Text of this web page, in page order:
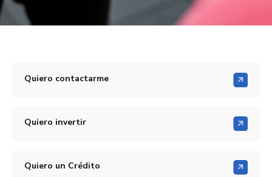
Quiero contactarme
Quiero invertir
Quiero un Crédito